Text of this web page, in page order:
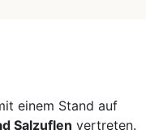
einem Stand auf
Salzuflen vertreten.